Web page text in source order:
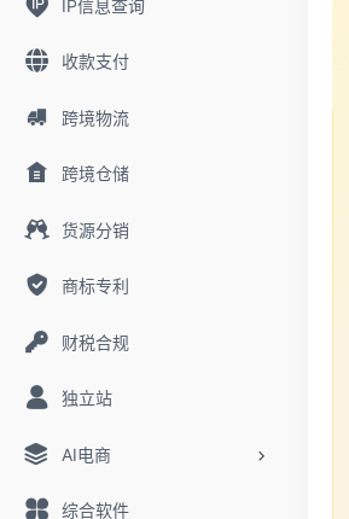
IP信息查询
收款支付
跨境物流
跨境仓储
货源分销
商标专利
财税合规
独立站
AI电商
综合软件